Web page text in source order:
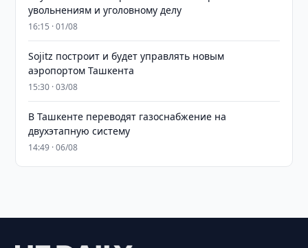
увольнениям и уголовному делу
16:15 · 01/08
Sojitz построит и будет управлять новым
аэропортом Ташкента
15:30 · 03/08
В Ташкенте переводят газоснабжение на
двухэтапную систему
14:49 · 06/08